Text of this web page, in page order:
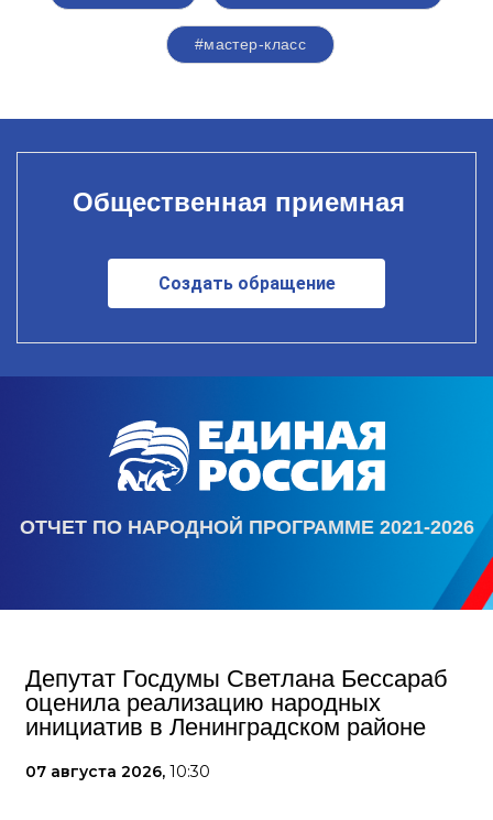
#мастер-класс
Общественная приемная
Создать обращение
ОТЧЕТ ПО НАРОДНОЙ ПРОГРАММЕ 2021-2026
Депутат Госдумы Светлана Бессараб
оценила реализацию народных
инициатив в Ленинградском районе
07 августа 2026, 10:30